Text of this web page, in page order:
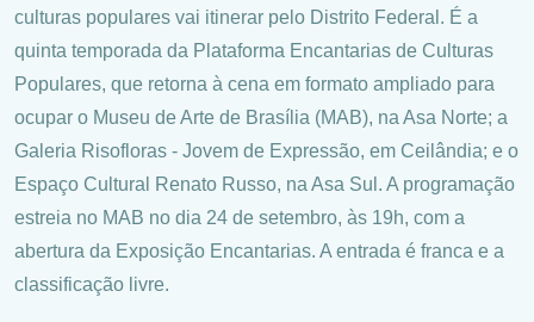
culturas populares vai itinerar pelo Distrito Federal. É a
quinta temporada da Plataforma Encantarias de Culturas
Populares, que retorna à cena em formato ampliado para
ocupar o Museu de Arte de Brasília (MAB), na Asa Norte; a
Galeria Risofloras - Jovem de Expressão, em Ceilândia; e o
Espaço Cultural Renato Russo, na Asa Sul. A programação
estreia no MAB no dia 24 de setembro, às 19h, com a
abertura da Exposição Encantarias. A entrada é franca e a
classificação livre.